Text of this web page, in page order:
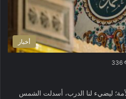
أخبار
336
ليضيء لنا الدرب، أسدلت الشمس